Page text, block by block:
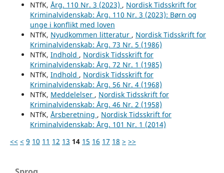
NTfK, Årg. 110 Nr. 3 (2023) , Nordisk Tidsskrift for
Kriminalvidenskab: Årg. 110 Nr. 3 (2023): Børn og
unge i konflikt med loven
NTfK, Nyudkommen litteratur , Nordisk Tidsskrift for
Kriminalvidenskab: Årg. 73 Nr. 5 (1986)
NTfK, Indhold , Nordisk Tidsskrift for
Kriminalvidenskab: Årg. 72 Nr. 1 (1985)
NTfK, Indhold , Nordisk Tidsskrift for
Kriminalvidenskab: Årg. 56 Nr. 4 (1968)
NTfK, Meddelelser , Nordisk Tidsskrift for
Kriminalvidenskab: Årg. 46 Nr. 2 (1958)
NTfK, Årsberetning , Nordisk Tidsskrift for
Kriminalvidenskab: Årg. 101 Nr. 1 (2014)
<< < 9 10 11 12 13 14 15 16 17 18 > >>